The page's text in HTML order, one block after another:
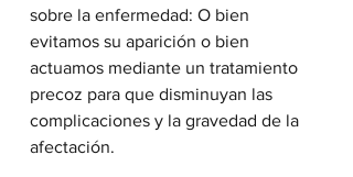
sobre la enfermedad: O bien
evitamos su aparición o bien
actuamos mediante un tratamiento
precoz para que disminuyan las
complicaciones y la gravedad de la
afectación.